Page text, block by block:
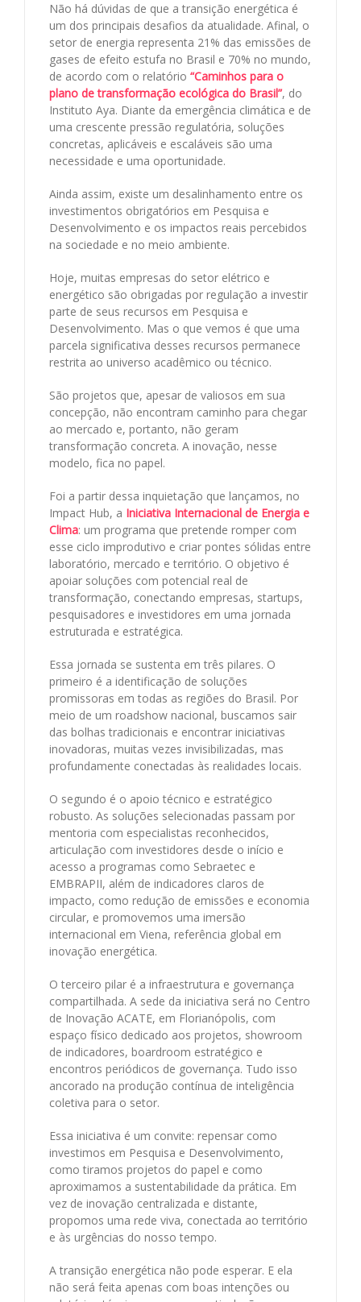
Não há dúvidas de que a transição energética é
um dos principais desafios da atualidade. Afinal, o
setor de energia representa 21% das emissões de
gases de efeito estufa no Brasil e 70% no mundo,
de acordo com o relatório “Caminhos para o
plano de transformação ecológica do Brasil”, do
Instituto Aya. Diante da emergência climática e de
uma crescente pressão regulatória, soluções
concretas, aplicáveis e escaláveis são uma
necessidade e uma oportunidade.
Ainda assim, existe um desalinhamento entre os
investimentos obrigatórios em Pesquisa e
Desenvolvimento e os impactos reais percebidos
na sociedade e no meio ambiente.
Hoje, muitas empresas do setor elétrico e
energético são obrigadas por regulação a investir
parte de seus recursos em Pesquisa e
Desenvolvimento. Mas o que vemos é que uma
parcela significativa desses recursos permanece
restrita ao universo acadêmico ou técnico.
São projetos que, apesar de valiosos em sua
concepção, não encontram caminho para chegar
ao mercado e, portanto, não geram
transformação concreta. A inovação, nesse
modelo, fica no papel.
Foi a partir dessa inquietação que lançamos, no
Impact Hub, a Iniciativa Internacional de Energia e
Clima: um programa que pretende romper com
esse ciclo improdutivo e criar pontes sólidas entre
laboratório, mercado e território. O objetivo é
apoiar soluções com potencial real de
transformação, conectando empresas, startups,
pesquisadores e investidores em uma jornada
estruturada e estratégica.
Essa jornada se sustenta em três pilares. O
primeiro é a identificação de soluções
promissoras em todas as regiões do Brasil. Por
meio de um roadshow nacional, buscamos sair
das bolhas tradicionais e encontrar iniciativas
inovadoras, muitas vezes invisibilizadas, mas
profundamente conectadas às realidades locais.
O segundo é o apoio técnico e estratégico
robusto. As soluções selecionadas passam por
mentoria com especialistas reconhecidos,
articulação com investidores desde o início e
acesso a programas como Sebraetec e
EMBRAPII, além de indicadores claros de
impacto, como redução de emissões e economia
circular, e promovemos uma imersão
internacional em Viena, referência global em
inovação energética.
O terceiro pilar é a infraestrutura e governança
compartilhada. A sede da iniciativa será no Centro
de Inovação ACATE, em Florianópolis, com
espaço físico dedicado aos projetos, showroom
de indicadores, boardroom estratégico e
encontros periódicos de governança. Tudo isso
ancorado na produção contínua de inteligência
coletiva para o setor.
Essa iniciativa é um convite: repensar como
investimos em Pesquisa e Desenvolvimento,
como tiramos projetos do papel e como
aproximamos a sustentabilidade da prática. Em
vez de inovação centralizada e distante,
propomos uma rede viva, conectada ao território
e às urgências do nosso tempo.
A transição energética não pode esperar. E ela
não será feita apenas com boas intenções ou